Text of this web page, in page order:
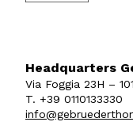
Headquarters
Via Foggia 23H –
T. +39 0110133330